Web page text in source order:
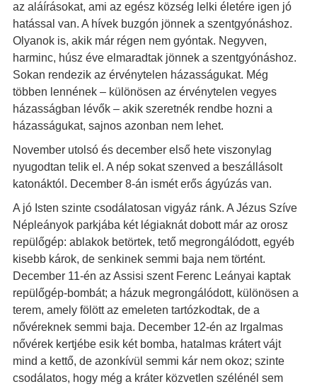
az aláírásokat, ami az egész község lelki életére igen jó
hatással van. A hívek buzgón jönnek a szentgyónáshoz.
Olyanok is, akik már régen nem gyóntak. Negyven,
harminc, húsz éve elmaradtak jönnek a szentgyónáshoz.
Sokan rendezik az érvénytelen házasságukat. Még
többen lennének – különösen az érvénytelen vegyes
házasságban lévők – akik szeretnék rendbe hozni a
házasságukat, sajnos azonban nem lehet.
November utolsó és december első hete viszonylag
nyugodtan telik el. A nép sokat szenved a beszállásolt
katonáktól. December 8-án ismét erős ágyúzás van.
A jó Isten szinte csodálatosan vigyáz ránk. A Jézus Szíve
Népleányok parkjába két légiaknát dobott már az orosz
repülőgép: ablakok betörtek, tető megrongálódott, egyéb
kisebb károk, de senkinek semmi baja nem történt.
December 11-én az Assisi szent Ferenc Leányai kaptak
repülőgép-bombát; a házuk megrongálódott, különösen a
terem, amely fölött az emeleten tartózkodtak, de a
nővéreknek semmi baja. December 12-én az Irgalmas
nővérek kertjébe esik két bomba, hatalmas krátert vájt
mind a kettő, de azonkívül semmi kár nem okoz; szinte
csodálatos, hogy még a kráter közvetlen szélénél sem